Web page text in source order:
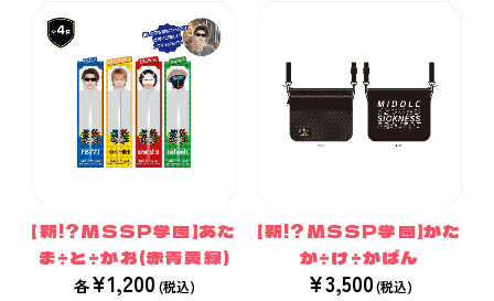
【新!?MSSP学園】あた
ま÷と÷かお(赤青黄緑)
各¥1,200
【新!?MSSP学園】かた
か÷け÷かばん
¥3,500